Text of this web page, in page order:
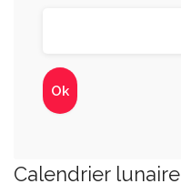
Calendrier lunaire